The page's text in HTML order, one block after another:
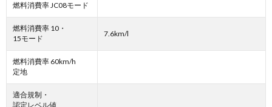
燃料消費率 JC08モード
燃料消費率 10・
15モード
7.6km/l
燃料消費率 60km/h
定地
適合規制・
認定レベル値